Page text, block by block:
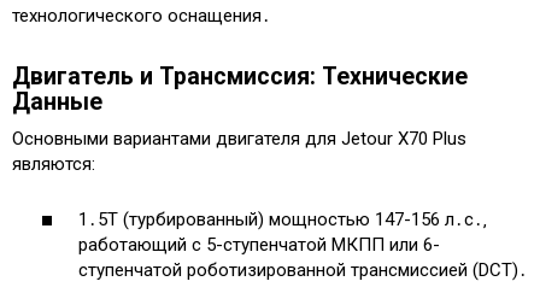
технологического оснащения․
Двигатель и Трансмиссия: Технические
Данные
Основными вариантами двигателя для Jetour X70 Plus
являются:
1․5T (турбированный) мощностью 147-156 л․с․‚
работающий с 5-ступенчатой МКПП или 6-
ступенчатой роботизированной трансмиссией (DCT)․